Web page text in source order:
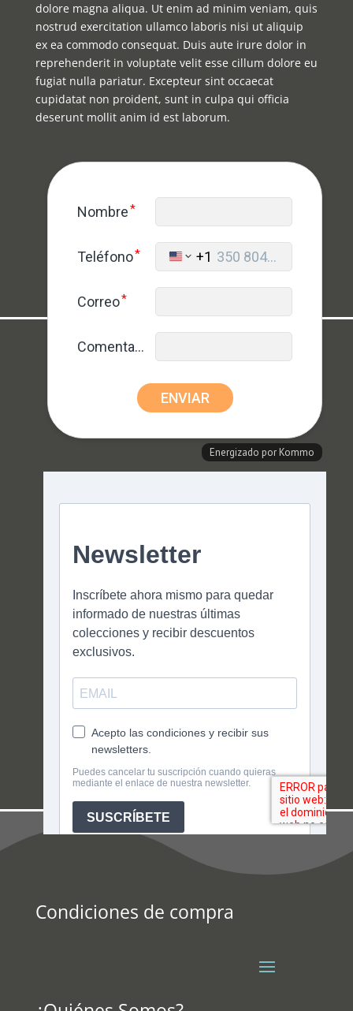
dolore magna aliqua. Ut enim ad minim veniam, quis
nostrud exercitation ullamco laboris nisi ut aliquip
ex ea commodo consequat. Duis aute irure dolor in
reprehenderit in voluptate velit esse cillum dolore eu
fugiat nulla pariatur. Excepteur sint occaecat
cupidatat non proident, sunt in culpa qui officia
deserunt mollit anim id est laborum.
Condiciones de compra